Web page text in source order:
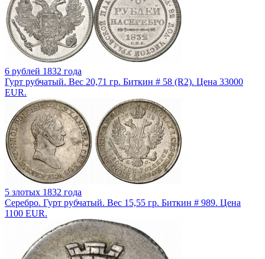
6 рублей 1832 года
Гурт рубчатый. Вес 20,71 гр. Биткин # 58 (R2). Цена 33000
EUR.
5 злотых 1832 года
Серебро. Гурт рубчатый. Вес 15,55 гр. Биткин # 989. Цена
1100 EUR.